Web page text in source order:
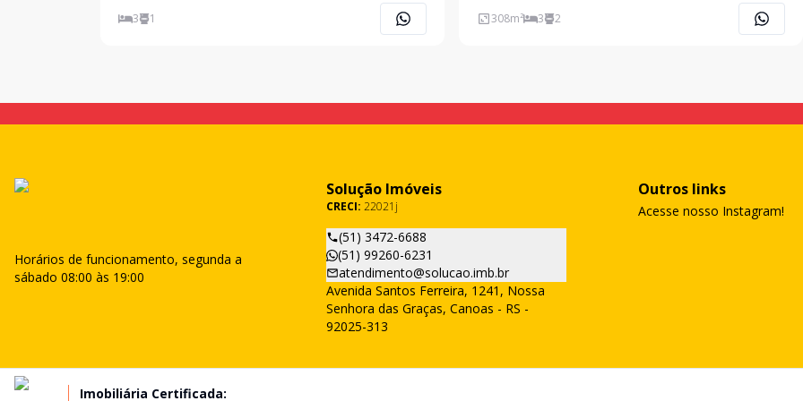
planejada, amplo living c/ 02 ambientes, área de
serviços, quiosque c/ churrasqueira, garagem p/ 0
3 1
amplos, sendo uma suíte master e duas suítes
americanas com terraço. Áreas integradas em conceito
308m² 3 2
Horários de funcionamento, segunda a
sábado 08:00 às 19:00
Solução Imóveis
CRECI: 22021j
(51) 3472-6688
(51) 99260-6231
atendimento@solucao.imb.br
Avenida Santos Ferreira, 1241, Nossa
Senhora das Graças, Canoas - RS -
92025-313
Outros links
Acesse nosso Instagram!
Imobiliária Certificada: